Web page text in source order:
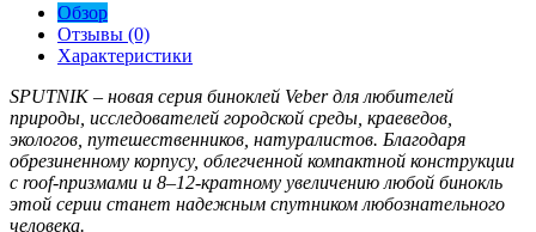
Обзор
Отзывы (0)
Характеристики
SPUTNIK – новая серия биноклей Veber для любителей
природы, исследователей городской среды, краеведов,
экологов, путешественников, натуралистов. Благодаря
обрезиненному корпусу, облегченной компактной конструкции
с roof-призмами и 8–12-кратному увеличению любой бинокль
этой серии станет надежным спутником любознательного
человека.